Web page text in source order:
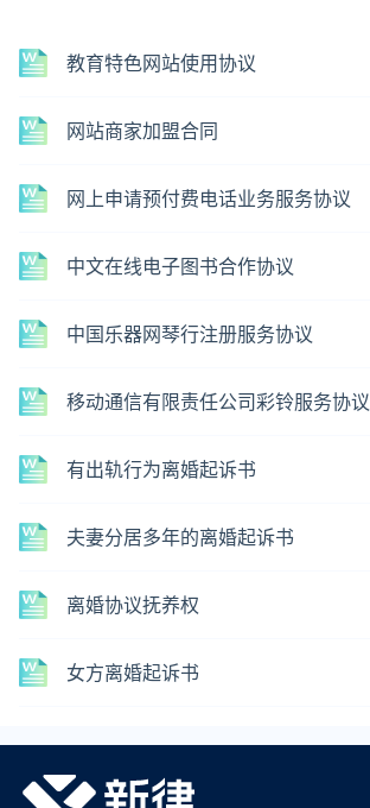
教育特色网站使用协议
网站商家加盟合同
网上申请预付费电话业务服务协议
中文在线电子图书合作协议
中国乐器网琴行注册服务协议
移动通信有限责任公司彩铃服务协议
有出轨行为离婚起诉书
夫妻分居多年的离婚起诉书
离婚协议抚养权
女方离婚起诉书